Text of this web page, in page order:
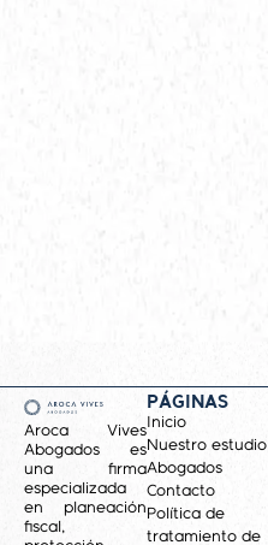
Aroca Vives
Abogados es
una firma
especializada
en planeación
fiscal,
PÁGINAS
Inicio
Nuestro estudio
Abogados
Contacto
Política de
tratamiento de